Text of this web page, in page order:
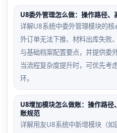
U8委外管理怎么做：操作路径
详解U8系统中委外管理模块的
外订单无法下推、材料出库失败
与基础档案配置要点，并提供委
当流程复杂度提升时，可优先考
环。
U8增加模块怎么做账：操作路
账规范
详解用友U8系统中新增模块（